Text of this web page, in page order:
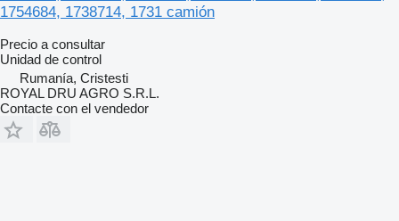
1754684, 1738714, 1731 camión
Precio a consultar
Unidad de control
Rumanía, Cristesti
ROYAL DRU AGRO S.R.L.
Contacte con el vendedor